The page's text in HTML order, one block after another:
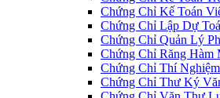
Chứng Chỉ Kế Toán
Chứng Chỉ Lập Dự
Chứng Chỉ Quản Lý
Chứng Chỉ Răng Hàm
Chứng Chỉ Thí
Chứng Chỉ Thư Ký